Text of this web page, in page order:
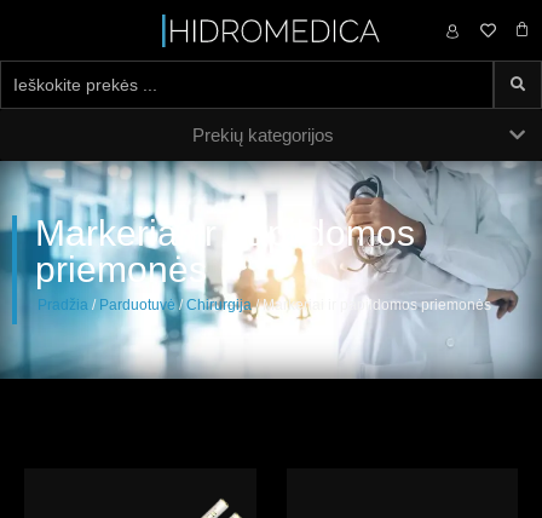
0,00 €
Prekių kategorijos
Markeriai ir papildomos
priemonės
Pradžia / Parduotuvė/Chirurgija/ Markeriai ir papildomos priemonės